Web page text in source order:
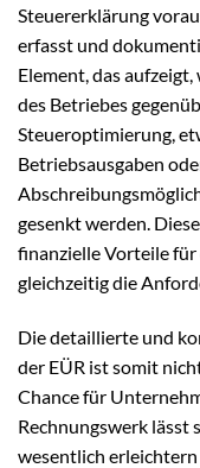
Steuererklärung
erfasst und
Element, das
des Betriebes
Steueroptimierung,
Betriebsausgaben
gesenkt werden.
finanzielle Vorteile für
gleichzeitig die
Die detaillierte und
der EÜR ist somit
Chance für
Rechnungswerk lässt
wesentlich erleichtern